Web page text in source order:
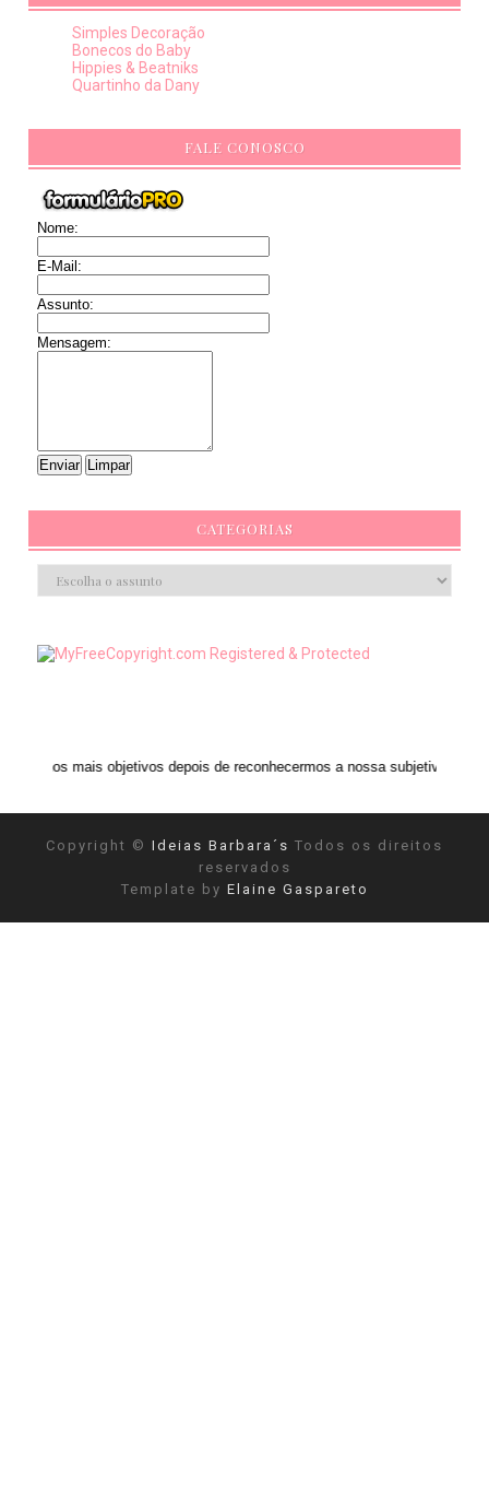
Simples Decoração
Bonecos do Baby
Hippies & Beatniks
Quartinho da Dany
FALE CONOSCO
Nome:
E-Mail:
Assunto:
Mensagem:
CATEGORIAS
objetivos depois de reconhecermos a nossa subjetividade." ANAIS NIN
Copyright © Ideias Barbara´s Todos os direitos
reservados
Template by Elaine Gaspareto